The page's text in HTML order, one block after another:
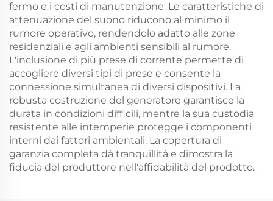
fermo e i costi di manutenzione. Le caratteristiche di
attenuazione del suono riducono al minimo il
rumore operativo, rendendolo adatto alle zone
residenziali e agli ambienti sensibili al rumore.
L'inclusione di più prese di corrente permette di
accogliere diversi tipi di prese e consente la
connessione simultanea di diversi dispositivi. La
robusta costruzione del generatore garantisce la
durata in condizioni difficili, mentre la sua custodia
resistente alle intemperie protegge i componenti
interni dai fattori ambientali. La copertura di
garanzia completa dà tranquillità e dimostra la
fiducia del produttore nell'affidabilità del prodotto.